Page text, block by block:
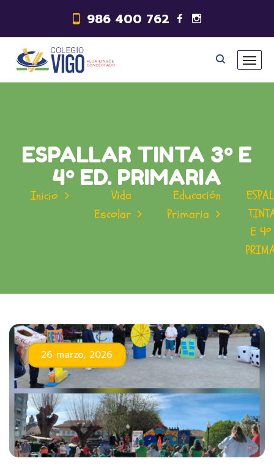
986 400 762
ESPALLAR TINTA 3º E
4º ED. PRIMARIA
Inicio
Vida
Escolar
Educación
Primaria
E 4º
26 marzo, 2026